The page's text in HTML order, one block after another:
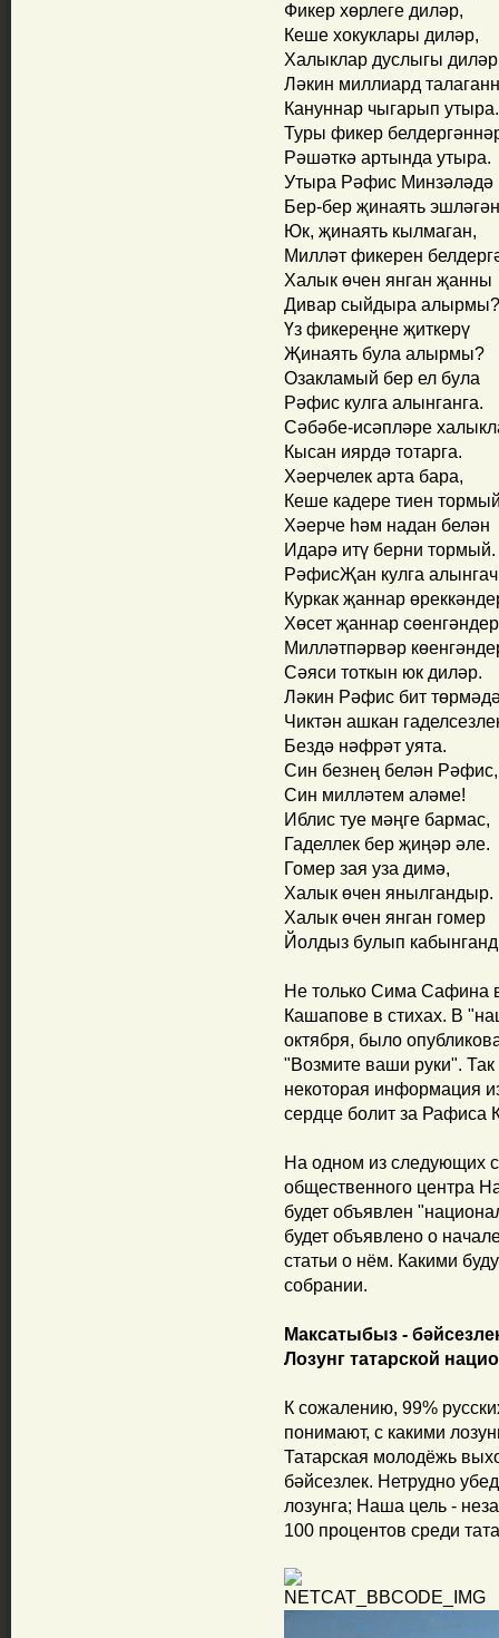
Фикер хөрлеге диләр,
Кеше хокуклары диләр,
Халыклар дуслыгы
Ләкин миллиард
Кануннар чыгарып утыра.
Туры фикер
Рәшәткә артында утыра.
Утыра Рәфис Минзәләдә
Бер-бер җинаять
Юк, җинаять кылмаган,
Милләт фикерен
Халык өчен янган җанны
Дивар сыйдыра алырмы?
Үз фикереңне җиткерү
Җинаять була алырмы?
Озакламый бер ел була
Рәфис кулга алынганга.
Сәбәбе-исәпләре
Кысан иярдә тотарга.
Хәерчелек арта бара,
Кеше кадере тиен
Хәерче һәм надан белән
Идарә итү берни тормый.
РәфисҖан кулга
Куркак җаннар
Хөсет җаннар
Милләтпәрвәр
Сәяси тоткын юк диләр.
Ләкин Рәфис бит
Чиктән ашкан
Бездә нәфрәт уята.
Син безнең белән
Син милләтем аләме!
Иблис туе мәңге бармас,
Гаделлек бер җиңәр әле.
Гомер зая уза димә,
Халык өчен янылгандыр.
Халык өчен янган гомер
Йолдыз булып
Не только Сима Сафина
Кашапове в стихах. В
октября, было
"Возмите ваши руки".
некоторая информация
сердце болит за Рафиса
На одном из следующих
общественного центра
будет объявлен
будет объявлено о
статьи о нём. Какими
собрании.
Максатыбыз -
Лозунг татарской
К сожалению, 99%
понимают, с какими
Татарская молодёжь
бәйсезлек. Нетрудно
лозунга; Наша цель -
100 процентов среди